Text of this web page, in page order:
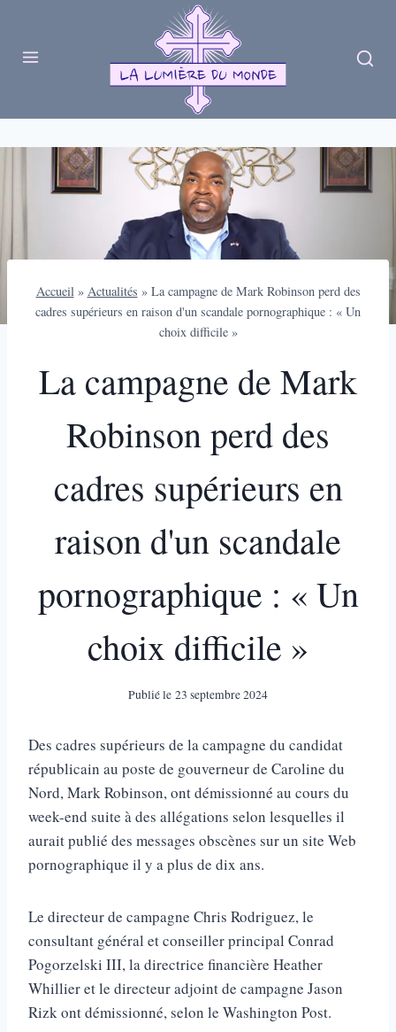
content
Accueil» Actualités » La campagne de Mark Robinson perd des
cadres supérieurs en raison d'un scandale pornographique : « Un
choix difficile »
La campagne de Mark
Robinson perd des
cadres supérieurs en
raison d'un scandale
pornographique : « Un
choix difficile »
Publié le 23 septembre 2024
Des cadres supérieurs de la campagne du candidat
républicain au poste de gouverneur de Caroline du
Nord, Mark Robinson, ont démissionné au cours du
week-end suite à des allégations selon lesquelles il
aurait publié des messages obscènes sur un site Web
pornographique il y a plus de dix ans.
Le directeur de campagne Chris Rodriguez, le
consultant général et conseiller principal Conrad
Pogorzelski III, la directrice financière Heather
Whillier et le directeur adjoint de campagne Jason
Rizk ont ​​démissionné, selon le Washington Post.